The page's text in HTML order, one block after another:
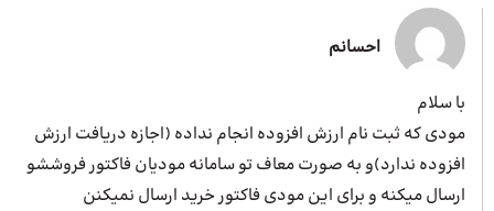
احسانم
با سلام
مودی که ثبت نام ارزش افزوده انجام نداده (اجازه دریافت ارزش
افزوده ندارد)و به صورت معاف تو سامانه مودیان فاکتور فروششو
ارسال میکنه و برای این مودی فاکتور خرید ارسال نمیکنن